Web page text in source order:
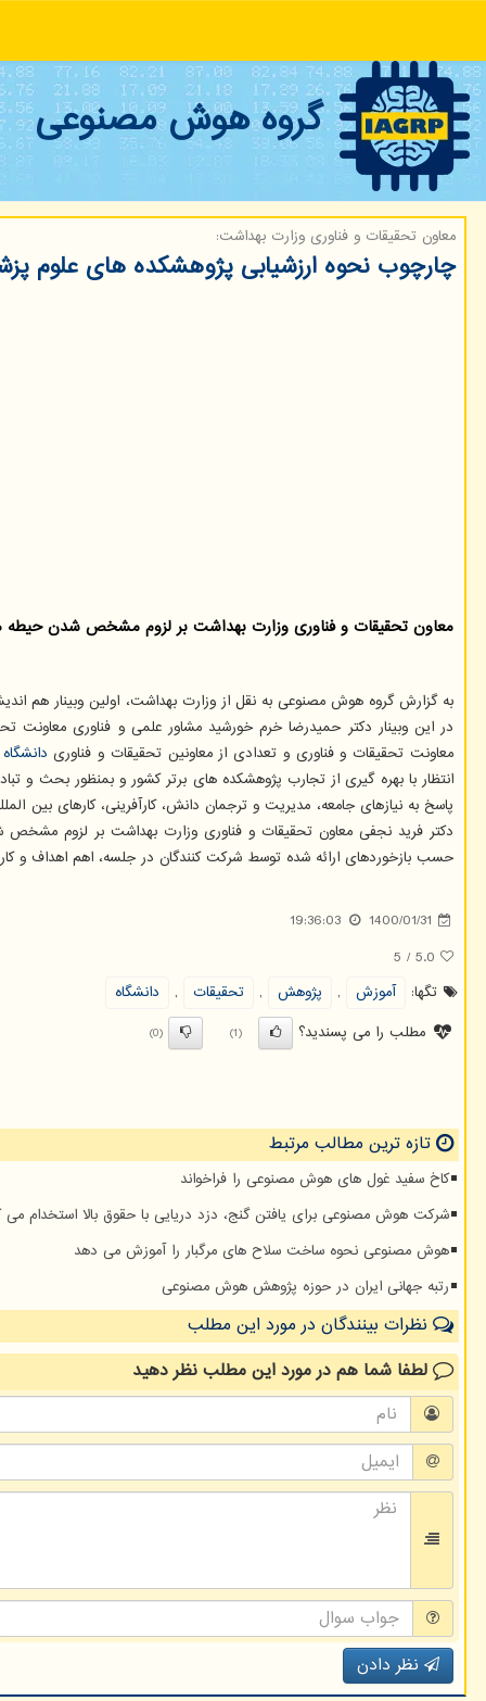
گروه هوش مصنوعی
معاون تحقیقات و فناوری وزارت بهداشت:
چارچوب نحوه ارزشیابی پژوهشكده های علوم
معاون تحقیقات و فناوری وزارت بهداشت بر لزوم مشخص شدن حیطه
به گزارش گروه هوش مصنوعی به نقل از وزارت بهداشت، اولین وبینار هم
در این وبینار دکتر حمیدرضا خرم خورشید مشاور علمی و فناوری معاونت
معاونت تحقیقات و فناوری و تعدادی از معاونین تحقیقات و فناوری دانشگاه
انتظار با بهره گیری از تجارب پژوهشکده های برتر کشور و بمنظور بحث و
پاسخ به نیازهای جامعه، مدیریت و ترجمان دانش، کارآفرینی، کارهای بین
دکتر فرید نجفی معاون تحقیقات و فناوری وزارت بهداشت بر لزوم
حسب بازخوردهای ارائه شده توسط شرکت کنندگان در جلسه، اهم اهداف و
1400/01/31
19:36:03
5.0
/
5
تگها:
آموزش , پژوهش , تحقیقات ,
دانشگاه
مطلب را می پسندید؟
(1)
(0)
تازه ترین مطالب مرتبط
کاخ سفید غول های هوش مصنوعی را فراخواند
شرکت هوش مصنوعی برای یافتن گنج، دزد دریایی با حقوق بالا استخدام می
هوش مصنوعی نحوه ساخت سلاح های مرگبار را آموزش می دهد
رتبه جهانی ایران در حوزه پژوهش هوش مصنوعی
نظرات بینندگان در مورد این مطلب
لطفا شما همدر مورد این مطلبنظر دهید
نظر دادن